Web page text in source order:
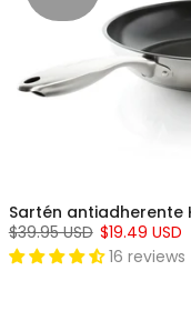
$39.95 USD $19.49 USD
16 reviews